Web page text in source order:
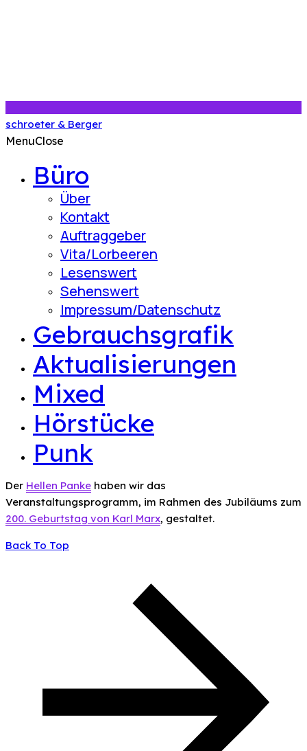
schroeter & Berger
MenuClose
Büro
Über
Kontakt
Auftraggeber
Vita/Lorbeeren
Lesenswert
Sehenswert
Impressum/Datenschutz
Gebrauchsgrafik
Aktualisierungen
Mixed
Hörstücke
Punk
Der Hellen Panke haben wir das
Veranstaltungsprogramm, im Rahmen des Jubiläums zum
200. Geburtstag von Karl Marx, gestaltet.
Back To Top